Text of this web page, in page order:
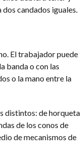
dos candados iguales.
El trabajador puede
banda o con las
o la mano entre la
distintos: de horqueta
de los conos de
de mecanismos de